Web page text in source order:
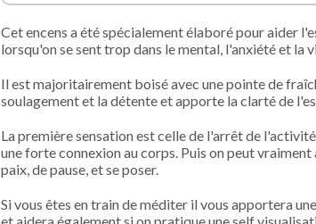
Cet encens a été spécialement élaboré pour aider
lorsqu'on se sent trop dans le mental, l'anxiété et la
Il est majoritairement boisé avec une pointe de
soulagement et la détente et apporte la clarté de
La première sensation est celle de l'arrêt de
une forte connexion au corps. Puis on peut
paix, de pause, et se poser.
Si vous êtes en train de méditer il vous apportera